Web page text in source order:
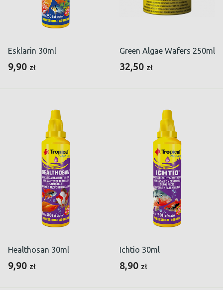
Esklarin 30ml
9,90 zł
Green Algae Wafers 250ml
32,50 zł
Healthosan 30ml
9,90 zł
Ichtio 30ml
8,90 zł